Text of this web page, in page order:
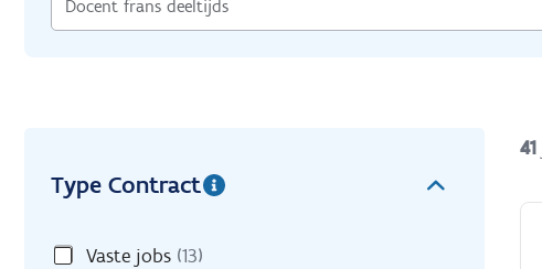
Type Contract
Vaste jobs (13)
41